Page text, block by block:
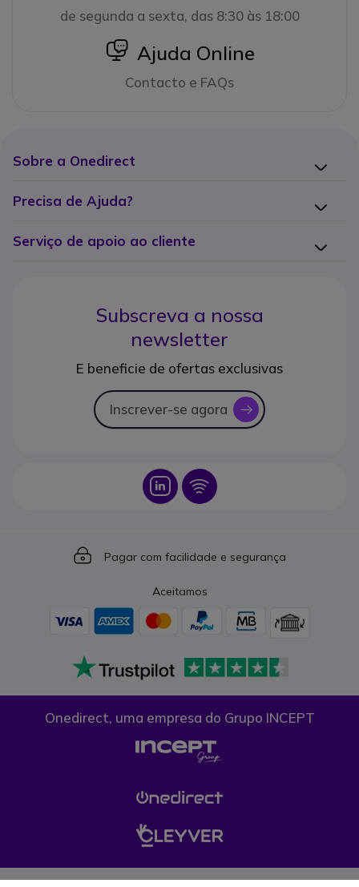
de segunda a sexta, das 8:30 às 18:00
icon
Ajuda Online
Contacto e FAQs
Sobre a Onedirect
Precisa de Ajuda?
Serviço de apoio ao cliente
Subscreva a nossa
newsletter
E beneficie de ofertas exclusivas
Inscrever-se agora icon
Icon Icon
Icon
Pagar com facilidade e segurança
Aceitamos
Onedirect, uma empresa do Grupo INCEPT